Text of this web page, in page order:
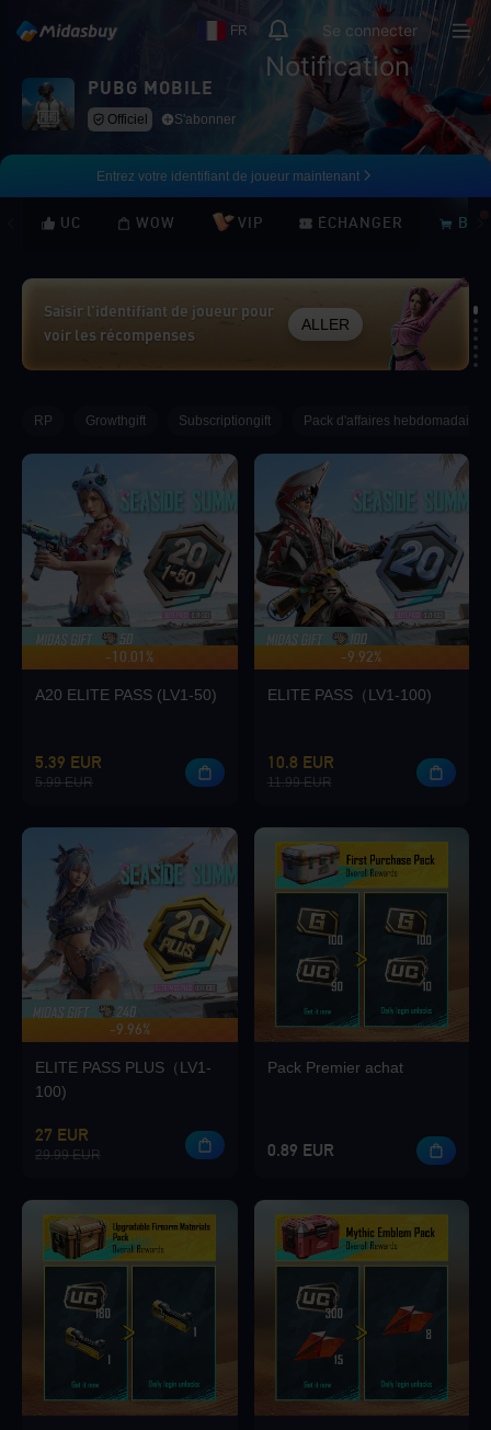
FR
Notification
Se connecter
PUBG MOBILE
Officiel S'abonner
Entrez votre identifiant de joueur maintenant
UC WOW VIP ÉCHANGER
Saisir l’identifiant de joueur pour
voir les récompenses
ALLER
Loading...
Loading...
Loading...
Loading...
Loading...
RP Growthgift Subscriptiongift Pack d'affaires hebdomadaires
-10.01%
A20 ELITE PASS (LV1-50)
5.39 EUR
5.99 EUR
-9.92%
JUSQU'À 140 DE BONUS
ELITE PASS（LV1-100)
10.8 EUR
11.99 EUR
-9.96%
JUSQU'À 420 DE BONUS
ELITE PASS PLUS（LV1-
100)
27 EUR
29.99 EUR
Pack Premier achat
0.89 EUR